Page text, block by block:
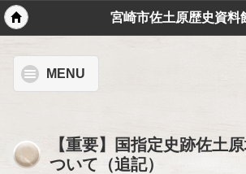
宮崎市佐土原歴史資料
MENU
【重要】国指定史跡佐土
ついて（追記）